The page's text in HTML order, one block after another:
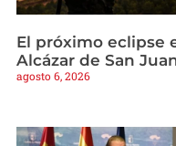
El próximo eclipse
Alcázar de San
agosto 6, 2026